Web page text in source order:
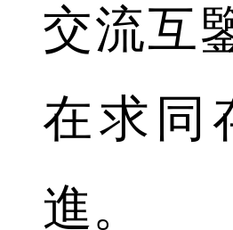
交流互
在求同
進。